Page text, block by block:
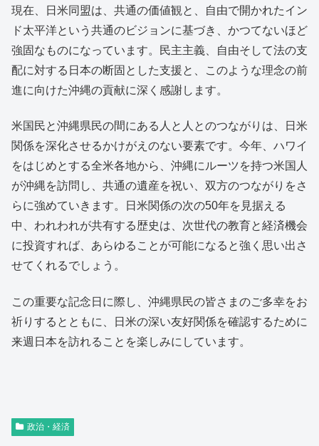
現在、日米同盟は、共通の価値観と、自由で開かれたイン
ド太平洋という共通のビジョンに基づき、かつてないほど
強固なものになっています。民主主義、自由そして法の支
配に対する日本の断固とした支援と、このような理念の前
進に向けた沖縄の貢献に深く感謝します。
米国民と沖縄県民の間にある人と人とのつながりは、日米
関係を深化させるかけがえのない要素です。今年、ハワイ
をはじめとする全米各地から、沖縄にルーツを持つ米国人
が沖縄を訪問し、共通の遺産を祝い、双方のつながりをさ
らに強めていきます。日米関係の次の50年を見据える
中、われわれが共有する歴史は、次世代の教育と経済機会
に投資すれば、あらゆることが可能になると強く思い出さ
せてくれるでしょう。
この重要な記念日に際し、沖縄県民の皆さまのご多幸をお
祈りするとともに、日米の深い友好関係を確認するために
来週日本を訪れることを楽しみにしています。
政治・経済